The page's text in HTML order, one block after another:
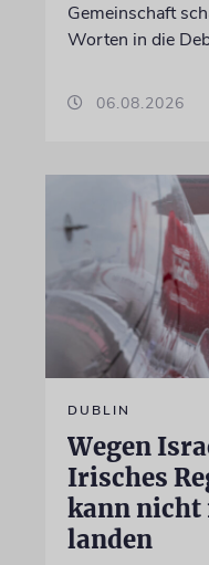
Gemeinschaft
Worten in die
06.08.2026
DUBLIN
Wegen
Irisches
kann nicht
landen